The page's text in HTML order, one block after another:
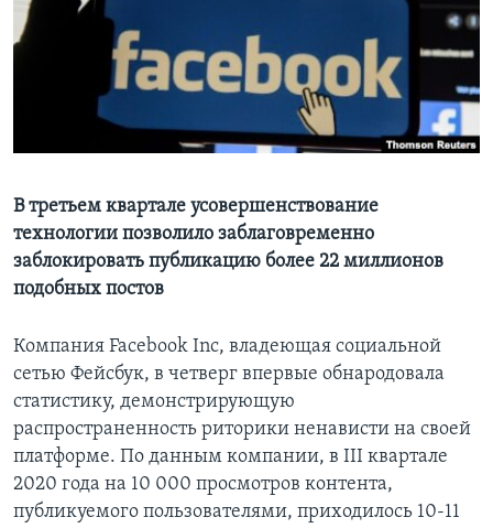
Learning English
СОЦИАЛЬНЫЕ СЕТИ
Языки
В третьем квартале усовершенствование
технологии позволило заблаговременно
заблокировать публикацию более 22 миллионов
подобных постов
Компания Facebook Inc, владеющая социальной
сетью Фейсбук, в четверг впервые обнародовала
статистику, демонстрирующую
распространенность риторики ненависти на своей
платформе. По данным компании, в III квартале
2020 года на 10 000 просмотров контента,
публикуемого пользователями, приходилось 10-11